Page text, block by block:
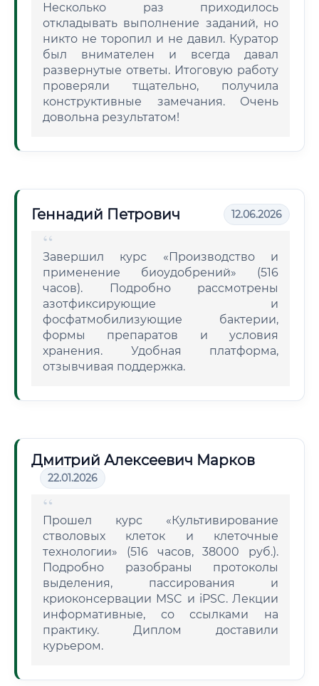
Несколько раз приходилось
откладывать выполнение заданий, но
никто не торопил и не давил. Куратор
был внимателен и всегда давал
развернутые ответы. Итоговую работу
проверяли тщательно, получила
конструктивные замечания. Очень
довольна результатом!
Геннадий Петрович 12.06.2026
Завершил курс «Производство и
применение биоудобрений» (516
часов). Подробно рассмотрены
азотфиксирующие и
фосфатмобилизующие бактерии,
формы препаратов и условия
хранения. Удобная платформа,
отзывчивая поддержка.
Дмитрий Алексеевич Марков
22.01.2026
Прошел курс «Культивирование
стволовых клеток и клеточные
технологии» (516 часов, 38000 руб.).
Подробно разобраны протоколы
выделения, пассирования и
криоконсервации MSC и iPSC. Лекции
информативные, со ссылками на
практику. Диплом доставили
курьером.